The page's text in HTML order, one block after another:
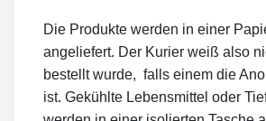
Die Produkte werden in einer
angeliefert. Der Kurier weiß also
bestellt wurde, falls einem die
ist. Gekühlte Lebensmittel oder